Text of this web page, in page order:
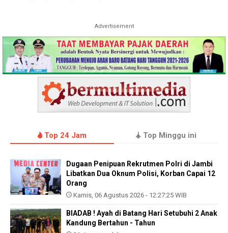
Advertisement
Top 24 Jam Top Minggu ini
Dugaan Penipuan Rekrutmen Polri di Jambi
Libatkan Dua Oknum Polisi, Korban Capai 12
Orang
Kamis, 06 Agustus 2026 - 12:27:25 WIB
BIADAB ! Ayah di Batang Hari Setubuhi 2 Anak
Kandung Bertahun - Tahun